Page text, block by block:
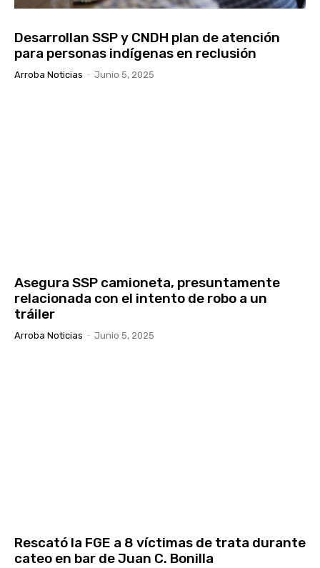
Desarrollan SSP y CNDH plan de atención
para personas indígenas en reclusión
Arroba Noticias - Junio 5, 2025
Asegura SSP camioneta, presuntamente
relacionada con el intento de robo a un
tráiler
Arroba Noticias - Junio 5, 2025
Rescató la FGE a 8 víctimas de trata durante
cateo en bar de Juan C. Bonilla